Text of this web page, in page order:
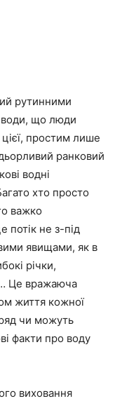
рутинними
води, що люди
простим лише
ранковий
водні
хто просто
важко
потік не з-під
явищами, як в
річки,
Це вражаюча
життя кожної
чи можуть
факти про воду
виховання